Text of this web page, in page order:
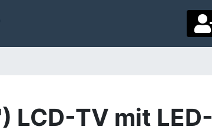
LCD-TV mit LED-